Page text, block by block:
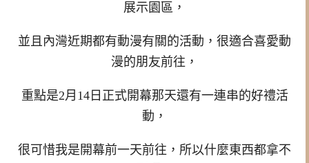
展示園區，
並且內灣近期都有動漫有關的活動，很適合喜愛動
漫的朋友前往，
重點是2月14日正式開幕那天還有一連串的好禮活
動，
很可惜我是開幕前一天前往，所以什麼東西都拿不